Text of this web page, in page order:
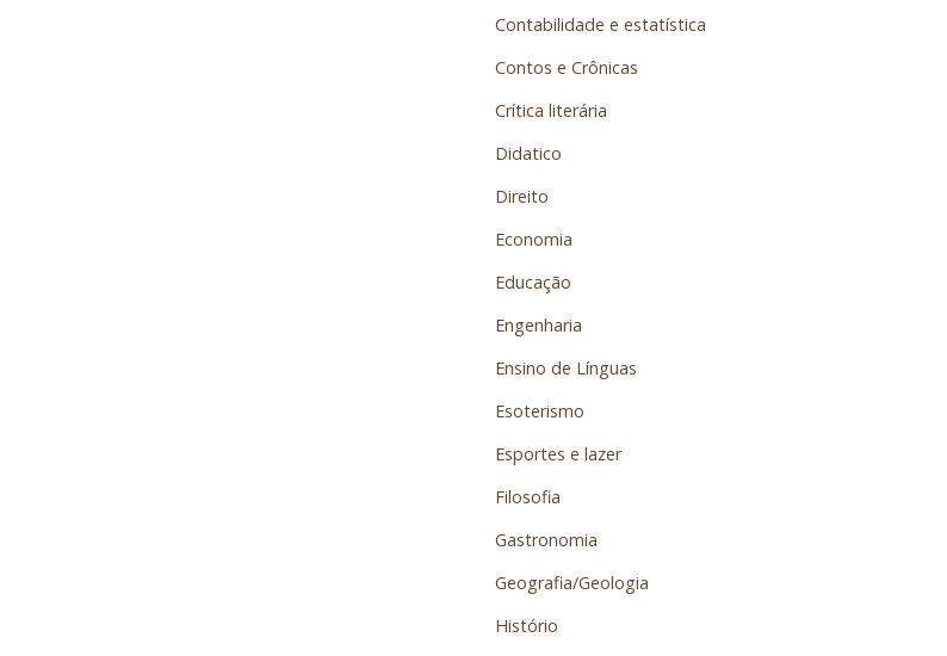
Contabilidade e estatística
Contos e Crônicas
Crítica literária
Didatico
Direito
Economia
Educação
Engenharia
Ensino de Línguas
Esoterismo
Esportes e lazer
Filosofia
Gastronomia
Geografia/Geologia
Histório